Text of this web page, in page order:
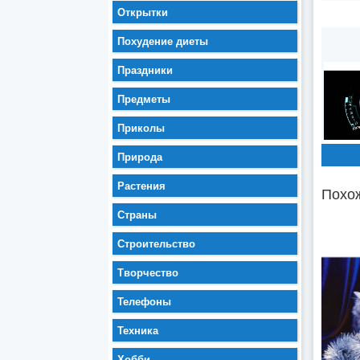
Открытки
Похудение диеты
Праздники
Предметы
Приколы
Природа
Растения
Страны
Строительство
Творчество
Телефоны
Техника